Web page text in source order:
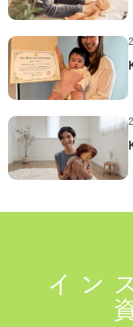
イン